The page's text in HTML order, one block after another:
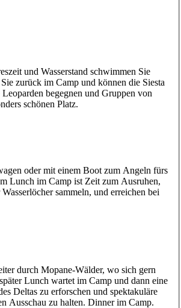
und Wasserstand schwimmen Sie
zurück im Camp und können die Siesta
begegnen und Gruppen von
schönen Platz.
oder mit einem Boot zum Angeln fürs
Lunch im Camp ist Zeit zum Ausruhen,
sammeln, und erreichen bei
durch Mopane-Wälder, wo sich gern
Lunch wartet im Camp und dann eine
Deltas zu erforschen und spektakuläre
Ausschau zu halten. Dinner im Camp.